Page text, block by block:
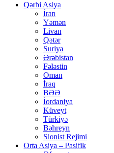
Qərbi Asiya
İran
Yəmən
Livan
Qətər
Suriya
Ərəbistan
Fələstin
Oman
İraq
BƏƏ
İordaniya
Küveyt
Türkiyə
Bəhreyn
Sionist Rejimi
Orta Asiya – Pasifik